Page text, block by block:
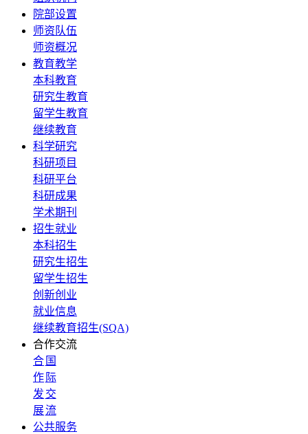
院部设置
师资队伍
师资概况
教育教学
本科教育
研究生教育
留学生教育
继续教育
科学研究
科研项目
科研平台
科研成果
学术期刊
招生就业
本科招生
研究生招生
留学生招生
创新创业
就业信息
继续教育招生(SQA)
合作交流
合
作
发
展
国
际
交
流
公共服务